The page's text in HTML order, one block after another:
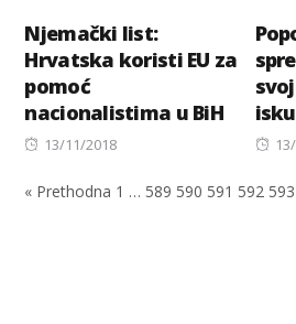
Njemački list:
Hrvatska koristi EU za
pomoć
nacionalistima u BiH
Posted
13/11/2018
« Prethodna 1 … 589 590 591 592 593